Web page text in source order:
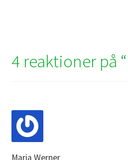
4 reaktioner på “
Maria Werner